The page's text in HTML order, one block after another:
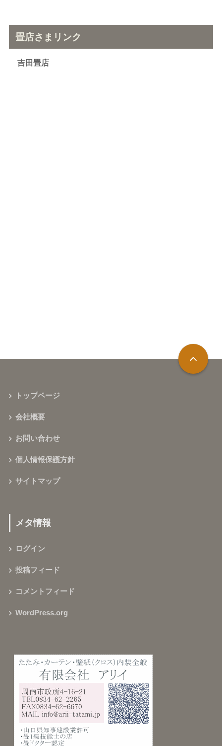
畳店さまリンク
吉田畳店
トップページ
会社概要
お問い合わせ
個人情報保護方針
サイトマップ
メタ情報
ログイン
投稿フィード
コメントフィード
WordPress.org